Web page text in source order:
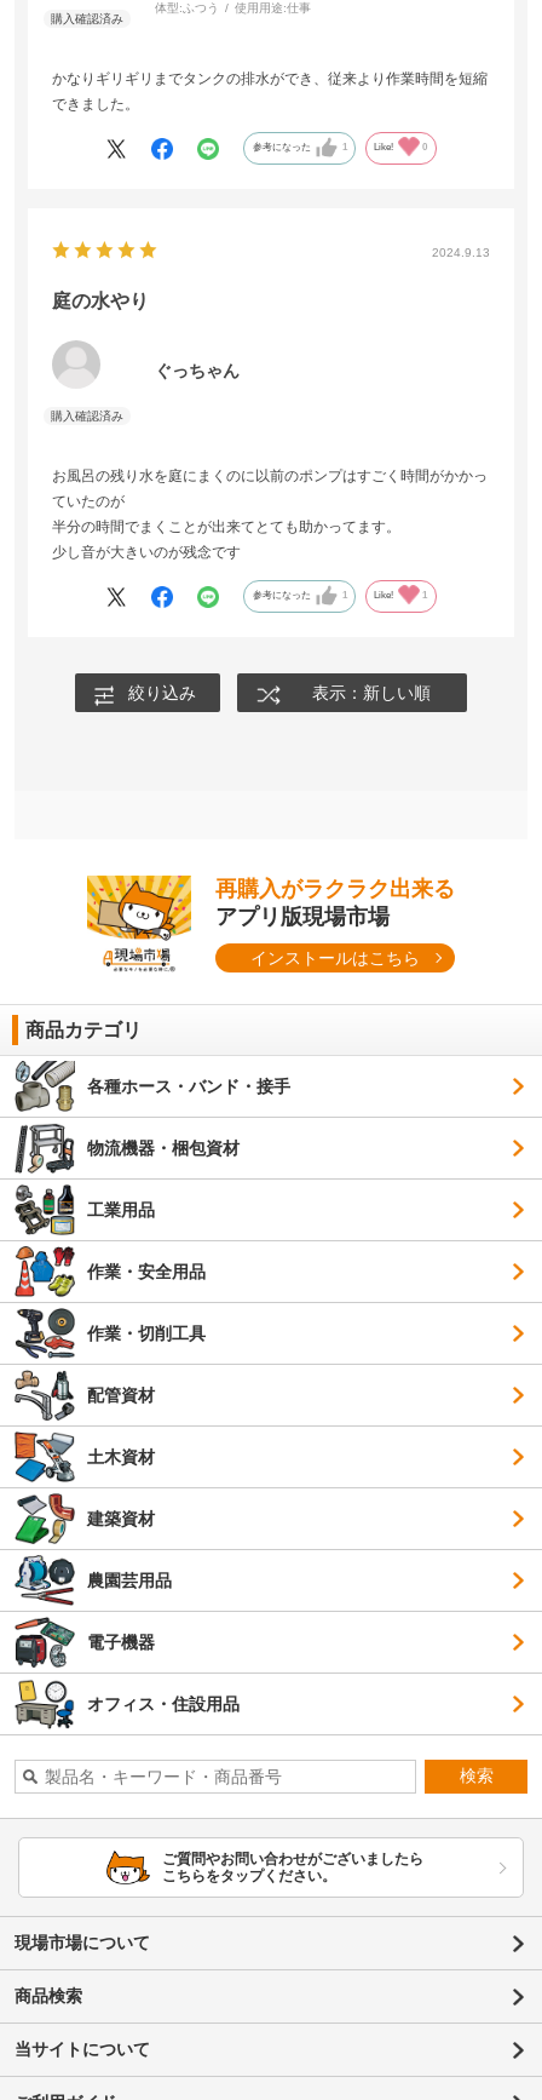
体型:ふつう 使用用途:仕事
かなりギリギリまでタンクの排水ができ、従来より作業時間を短縮
できました。
参考になった 1 Like! 0
2024.9.13
庭の水やり
ぐっちゃん
お風呂の残り水を庭にまくのに以前のポンプはすごく時間がかかっ
ていたのが
半分の時間でまくことが出来てとても助かってます。
少し音が大きいのが残念です
参考になった 1 Like! 1
絞り込み 表示：新しい順
再購入がラクラク出来る
アプリ版現場市場
インストールはこちら
商品カテゴリ
各種ホース・バンド・接手
物流機器・梱包資材
工業用品
作業・安全用品
作業・切削工具
配管資材
土木資材
建築資材
農園芸用品
電子機器
オフィス・住設用品
検索
ご質問やお問い合わせがございましたら
こちらをタップください。
現場市場について
商品検索
当サイトについて